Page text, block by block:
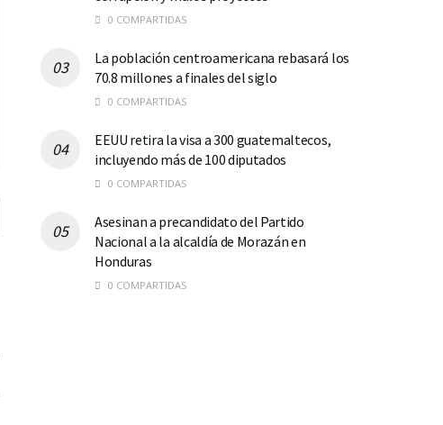
0 COMPARTIDAS
La población centroamericana rebasará los
70.8 millones a finales del siglo
0 COMPARTIDAS
EEUU retira la visa a 300 guatemaltecos,
incluyendo más de 100 diputados
0 COMPARTIDAS
Asesinan a precandidato del Partido
Nacional a la alcaldía de Morazán en
Honduras
0 COMPARTIDAS